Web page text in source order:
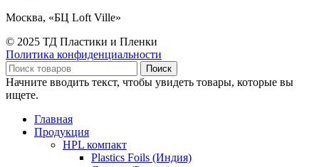
Москва, «БЦ Loft Ville»
© 2025 ТД Пластики и Пленки
Политика конфиденциальности
Поиск
Начните вводить текст, чтобы увидеть товары, которые вы
ищете.
Главная
Продукция
HPL компакт
Plastics Foils (Индия)